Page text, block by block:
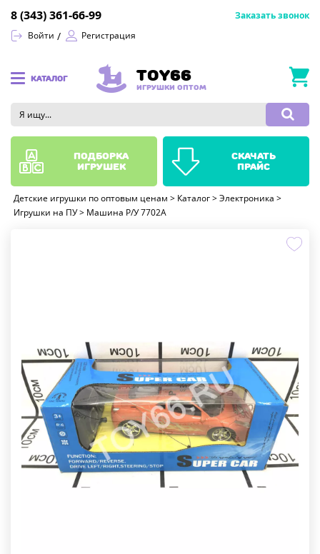
Войти Регистрация
8 (343) 361-66-99 Заказать звонок
КАТАЛОГ TOY66
ИГРУШКИ ОПТОМ
Детские игрушки по оптовым ценам > Каталог > Электроника >
Игрушки на ПУ> Машина Р/У 7702A
подборка
игрушек
скачать
прайс